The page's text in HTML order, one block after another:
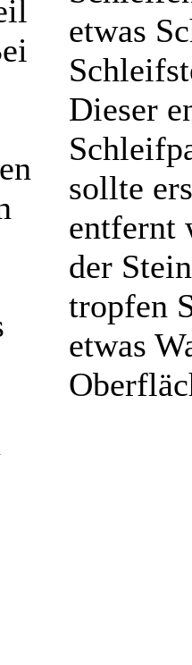
etwas
Dieser
sollte
entfernt
der
tropfen
etwas